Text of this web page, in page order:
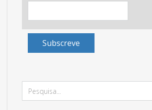
Subscreve